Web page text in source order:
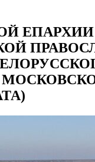
ЕПАРХИИ